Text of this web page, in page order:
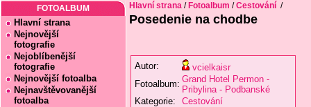
FOTOALBUM
Hlavní strana
Nejnovější
fotografie
Nejoblíbenější
fotografie
Nejnovější fotoalba
Nejnavštěvovanější
fotoalba
Hlavní strana / Fotoalbum /Cestování /
Posedenie na chodbe
Autor:
vcielkaisr
Fotoalbum: Grand Hotel Permon -
Pribylina - Podbanské
Kategorie:
Cestování